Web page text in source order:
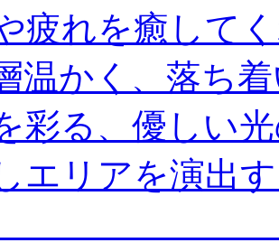
疲れを癒して
温かく、落ち
彩る、優しい
エリアを演出